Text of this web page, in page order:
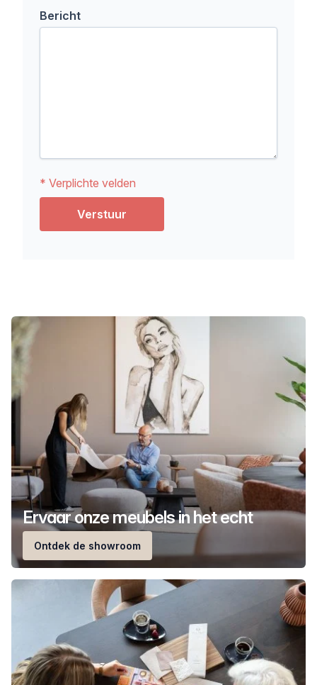
Bericht
* Verplichte velden
Verstuur
Ervaar onze meubels in het echt
Ontdek de showroom